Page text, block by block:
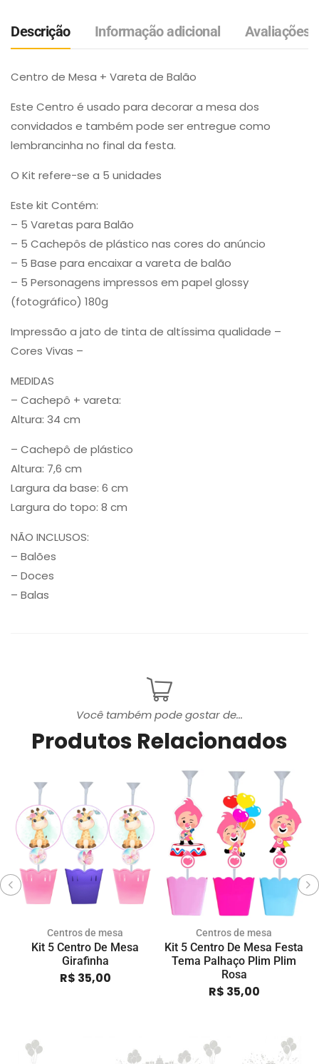
Descrição Informação adicional Avaliações
Centro de Mesa + Vareta de Balão
Este Centro é usado para decorar a mesa dos
convidados e também pode ser entregue como
lembrancinha no final da festa.
O Kit refere-se a 5 unidades
Este kit Contém:
– 5 Varetas para Balão
– 5 Cachepôs de plástico nas cores do anúncio
– 5 Base para encaixar a vareta de balão
– 5 Personagens impressos em papel glossy
(fotográfico) 180g
Impressão a jato de tinta de altíssima qualidade –
Cores Vivas –
MEDIDAS
– Cachepô + vareta:
Altura: 34 cm
– Cachepô de plástico
Altura: 7,6 cm
Largura da base: 6 cm
Largura do topo: 8 cm
NÃO INCLUSOS:
– Balões
– Doces
– Balas
Você também pode gostar de...
Produtos Relacionados
Centros de mesa
Kit 5 Centro De Mesa
Girafinha
R$ 35,00
Centros de mesa
Kit 5 Centro De Mesa Festa
Tema Palhaço Plim Plim
Rosa
R$ 35,00